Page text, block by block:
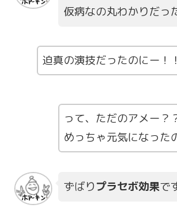
仮病なの丸わかりだっ
迫真の演技だったのにー！
って、ただのアメー？
めっちゃ元気になった
ずばりプラセボ効果で